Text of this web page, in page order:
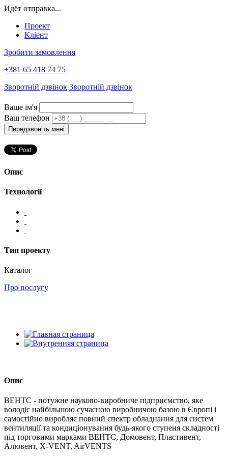
Идёт отправка...
Проект
Кліент
Зробити замовлення
+381 65 418 74 75
Зворотній дзвінок Зворотній дзвінок
Ваше ім'я
Ваш телефон
Передзвоніть мені
Опис
Технології
Тип проекту
Каталог
Про послугу
Опис
ВЕНТС - потужне науково-виробниче підприємство, яке
володіє найбільшою сучасною виробничою базою в Європі і
самостійно виробляє повний спектр обладнання для систем
вентиляції та кондиціонування будь-якого ступеня складності
під торговими марками ВЕНТС, Домовент, Пластивент,
Алювент, X-VENT, AirVENTS